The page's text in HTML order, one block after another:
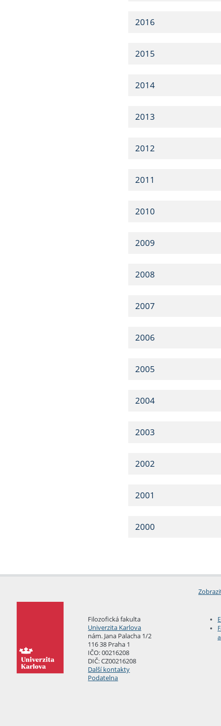
2016
2015
2014
2013
2012
2011
2010
2009
2008
2007
2006
2005
2004
2003
2002
2001
2000
Filozofická fakulta
Univerzita Karlova
nám. Jana Palacha 1/2
116 38 Praha 1
IČO: 00216208
DIČ: CZ00216208
Další kontakty
Podatelna